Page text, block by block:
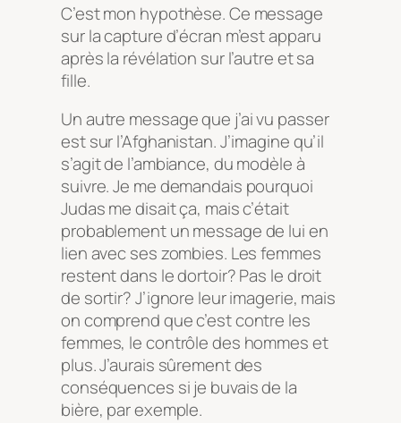
C’est mon hypothèse. Ce message
sur la capture d’écran m’est apparu
après la révélation sur l’autre et sa
fille.
Un autre message que j’ai vu passer
est sur l’Afghanistan. J’imagine qu’il
s’agit de l’ambiance, du modèle à
suivre. Je me demandais pourquoi
Judas me disait ça, mais c’était
probablement un message de lui en
lien avec ses zombies. Les femmes
restent dans le dortoir? Pas le droit
de sortir? J’ignore leur imagerie, mais
on comprend que c’est contre les
femmes, le contrôle des hommes et
plus. J’aurais sûrement des
conséquences si je buvais de la
bière, par exemple.